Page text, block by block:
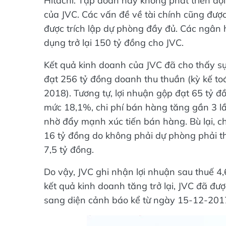
của JVC. Các vấn đề về tài chính cũng
được trích lập dự phòng đầy đủ. Các ngân
dụng trở lại 150 tỷ đồng cho JVC.
Kết quả kinh doanh của JVC đã cho thấy
đạt 256 tỷ đồng doanh thu thuần (kỳ kế
2018). Tương tự, lợi nhuận gộp đạt 65 tỷ
mức 18,1%, chi phí bán hàng tăng gần 3
nhờ đẩy mạnh xúc tiến bán hàng. Bù lại,
16 tỷ đồng do không phải dự phòng phải
7,5 tỷ đồng.
Do vậy, JVC ghi nhận lợi nhuận sau thuế
kết quả kinh doanh tăng trở lại, JVC đã
sang diện cảnh báo kể từ ngày 15-12-